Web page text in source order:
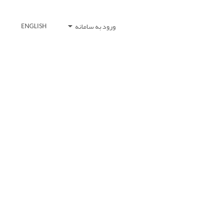
ورود به سامانه ENGLISH